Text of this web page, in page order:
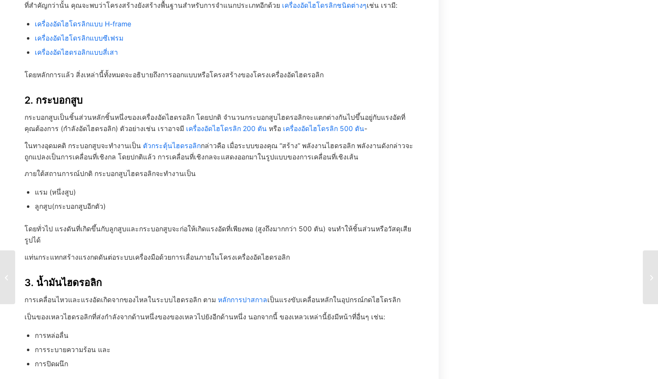
ที่สำคัญกว่านั้น คุณจะพบว่าโครงสร้างยังสร้างพื้นฐานสำหรับการจำแนกประเภทอีกด้วย เครื่องอัดไฮโดรลิกชนิดต่างๆเช่น เรามี:
เครื่องอัดไฮโดรลิกแบบ H-frame
เครื่องอัดไฮโดรลิกแบบซีเฟรม
เครื่องอัดไฮดรอลิกแบบสี่เสา
โดยหลักการแล้ว สิ่งเหล่านี้ทั้งหมดจะอธิบายถึงการออกแบบหรือโครงสร้างของโครงเครื่องอัดไฮดรอลิก
2. กระบอกสูบ
กระบอกสูบเป็นชิ้นส่วนหลักชิ้นหนึ่งของเครื่องอัดไฮดรอลิก โดยปกติ จำนวนกระบอกสูบไฮดรอลิกจะแตกต่างกันไปขึ้นอยู่กับแรงอัดที่
คุณต้องการ (กำลังอัดไฮดรอลิก) ตัวอย่างเช่น เราอาจมี เครื่องอัดไฮโดรลิก 200 ตัน หรือ เครื่องอัดไฮโดรลิก 500 ตัน-
ในทางอุดมคติ กระบอกสูบจะทำงานเป็น ตัวกระตุ้นไฮดรอลิกกล่าวคือ เมื่อระบบของคุณ “สร้าง” พลังงานไฮดรอลิก พลังงานดังกล่าวจะ
ถูกแปลงเป็นการเคลื่อนที่เชิงกล โดยปกติแล้ว การเคลื่อนที่เชิงกลจะแสดงออกมาในรูปแบบของการเคลื่อนที่เชิงเส้น
ภายใต้สถานการณ์ปกติ กระบอกสูบไฮดรอลิกจะทำงานเป็น
แรม (หนึ่งสูบ)
ลูกสูบ(กระบอกสูบอีกตัว)
โดยทั่วไป แรงดันที่เกิดขึ้นกับลูกสูบและกระบอกสูบจะก่อให้เกิดแรงอัดที่เพียงพอ (สูงถึงมากกว่า 500 ตัน) จนทำให้ชิ้นส่วนหรือวัสดุเสีย
รูปได้
แท่นกระแทกสร้างแรงกดดันต่อระบบเครื่องมือด้วยการเลื่อนภายในโครงเครื่องอัดไฮดรอลิก
3. น้ำมันไฮดรอลิก
การเคลื่อนไหวและแรงอัดเกิดจากของไหลในระบบไฮดรอลิก ตาม หลักการปาสกาลเป็นแรงขับเคลื่อนหลักในอุปกรณ์กดไฮโดรลิก
เป็นของเหลวไฮดรอลิกที่ส่งกำลังจากด้านหนึ่งของของเหลวไปยังอีกด้านหนึ่ง นอกจากนี้ ของเหลวเหล่านี้ยังมีหน้าที่อื่นๆ เช่น:
การหล่อลื่น
การระบายความร้อน และ
การปิดผนึก
เทคโนโลยีการกัดที่คุ้ม
ต้นทุนและทันสมัย